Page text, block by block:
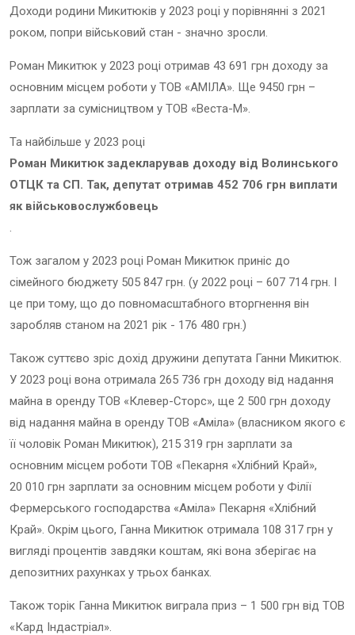
Доходи родини Микитюків у 2023 році у порівнянні з 2021
роком, попри військовий стан - значно зросли.
Роман Микитюк у 2023 році отримав 43 691 грн доходу за
основним місцем роботи у ТОВ «АМІЛА». Ще 9450 грн –
зарплати за сумісництвом у ТОВ «Веста-М».
Та найбільше у 2023 році
Роман Микитюк задекларував доходу від Волинського
ОТЦК та СП. Так, депутат отримав 452 706 грн виплати
як військовослужбовець
.
Тож загалом у 2023 році Роман Микитюк приніс до
сімейного бюджету 505 847 грн. (у 2022 році – 607 714 грн. І
це при тому, що до повномасштабного вторгнення він
заробляв станом на 2021 рік - 176 480 грн.)
Також суттєво зріс дохід дружини депутата Ганни Микитюк.
У 2023 році вона отримала 265 736 грн доходу від надання
майна в оренду ТОВ «Клевер-Сторс», ще 2 500 грн доходу
від надання майна в оренду ТОВ «Аміла» (власником якого є
її чоловік Роман Микитюк), 215 319 грн зарплати за
основним місцем роботи ТОВ «Пекарня «Хлібний Край»,
20 010 грн зарплати за основним місцем роботи у Філії
Фермерського господарства «Аміла» Пекарня «Хлібний
Край». Окрім цього, Ганна Микитюк отримала 108 317 грн у
вигляді процентів завдяки коштам, які вона зберігає на
депозитних рахунках у трьох банках.
Також торік Ганна Микитюк виграла приз – 1 500 грн від ТОВ
«Кард Індастріал».